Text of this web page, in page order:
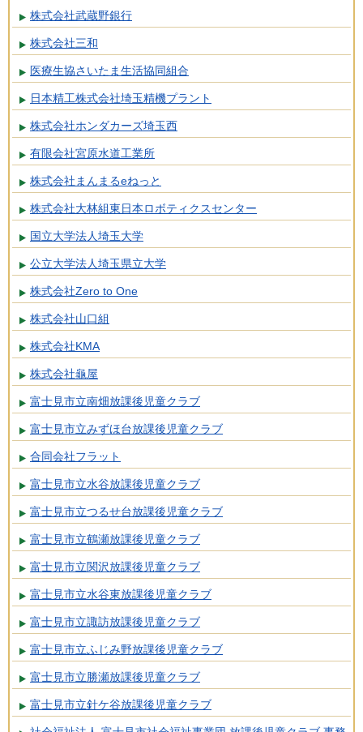
株式会社武蔵野銀行
株式会社三和
医療生協さいたま生活協同組合
日本精工株式会社埼玉精機プラント
株式会社ホンダカーズ埼玉西
有限会社宮原水道工業所
株式会社まんまるeねっと
株式会社大林組東日本ロボティクスセンター
国立大学法人埼玉大学
公立大学法人埼玉県立大学
株式会社Zero to One
株式会社山口組
株式会社KMA
株式会社龜屋
富士見市立南畑放課後児童クラブ
富士見市立みずほ台放課後児童クラブ
合同会社フラット
富士見市立水谷放課後児童クラブ
富士見市立つるせ台放課後児童クラブ
富士見市立鶴瀬放課後児童クラブ
富士見市立関沢放課後児童クラブ
富士見市立水谷東放課後児童クラブ
富士見市立諏訪放課後児童クラブ
富士見市立ふじみ野放課後児童クラブ
富士見市立勝瀬放課後児童クラブ
富士見市立針ケ谷放課後児童クラブ